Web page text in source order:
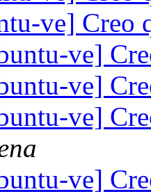
ve] Creo
ve]
ve]
ve]
ve]